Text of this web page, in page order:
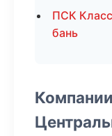
ПСК
бань